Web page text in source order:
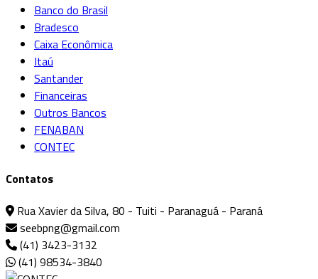
Banco do Brasil
Bradesco
Caixa Econômica
Itaú
Santander
Financeiras
Outros Bancos
FENABAN
CONTEC
Contatos
Rua Xavier da Silva, 80 - Tuiti - Paranaguá - Paraná
seebpng@gmail.com
(41) 3423-3132
(41) 98534-3840